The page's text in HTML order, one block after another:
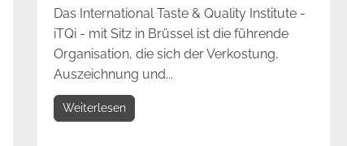
Das International Taste & Quality Institute -
iTQi - mit Sitz in Brüssel ist die führende
Organisation, die sich der Verkostung,
Auszeichnung und...
Weiterlesen